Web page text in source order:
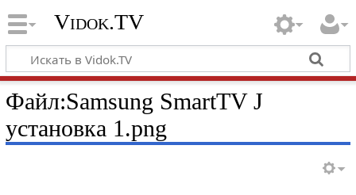
Vidok.TV
Файл:Samsung SmartTV J
установка 1.png